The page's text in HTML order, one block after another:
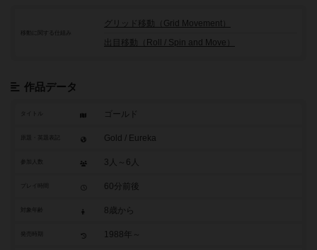
移動に関する仕組み
グリッド移動（Grid Movement）
出目移動（Roll / Spin and Move）
作品データ
タイトル ゴールド
Gold / Eureka
参加人数 3人～6人
60分前後
8歳から
1988年～